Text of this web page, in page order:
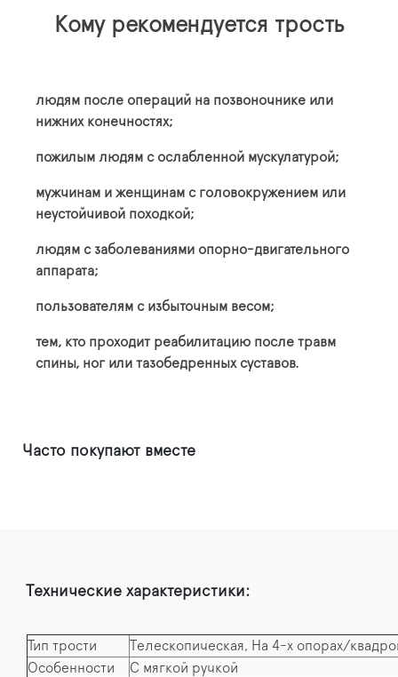
Кому рекомендуется трость
людям после операций на позвоночнике или
нижних конечностях;
пожилым людям с ослабленной мускулатурой;
мужчинам и женщинам с головокружением или
неустойчивой походкой;
людям с заболеваниями опорно-двигательного
аппарата;
пользователям с избыточным весом;
тем, кто проходит реабилитацию после травм
спины, ног или тазобедренных суставов.
Часто покупают вместе
Технические характеристики:
Тип трости
Телескопическая, На 4-х опорах/
Особенности
С мягкой ручкой